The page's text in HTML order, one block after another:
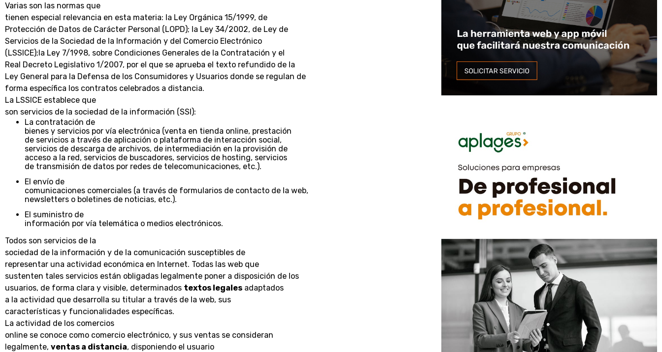
Varias son las normas que
tienen especial relevancia en esta materia: la Ley Orgánica 15/1999, de
Protección de Datos de Carácter Personal (LOPD); la Ley 34/2002, de Ley de
Servicios de la Sociedad de la Información y del Comercio Electrónico
(LSSICE);la Ley 7/1998, sobre Condiciones Generales de la Contratación y el
Real Decreto Legislativo 1/2007, por el que se aprueba el texto refundido de la
Ley General para la Defensa de los Consumidores y Usuarios donde se regulan de
forma específica los contratos celebrados a distancia.
La LSSICE establece que
son servicios de la sociedad de la información (SSI):
La contratación de
bienes y servicios por vía electrónica (venta en tienda online, prestación
de servicios a través de aplicación o plataforma de interacción social,
servicios de descarga de archivos, de intermediación en la provisión de
acceso a la red, servicios de buscadores, servicios de hosting, servicios
de transmisión de datos por redes de telecomunicaciones, etc.).
El envío de
comunicaciones comerciales (a través de formularios de contacto de la web,
newsletters o boletines de noticias, etc.).
El suministro de
información por vía telemática o medios electrónicos.
Todos son servicios de la
sociedad de la información y de la comunicación susceptibles de
representar una actividad económica en Internet. Todas las web que
sustenten tales servicios están obligadas legalmente poner a disposición de los
usuarios, de forma clara y visible, determinados textos legales adaptados
a la actividad que desarrolla su titular a través de la web, sus
características y funcionalidades específicas.
La actividad de los comercios
online se conoce como comercio electrónico, y sus ventas se consideran
legalmente, ventas a distancia, disponiendo el usuario